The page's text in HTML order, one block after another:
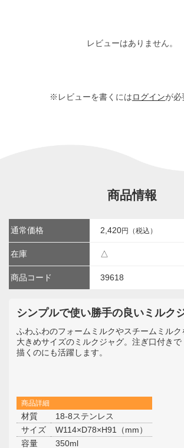
レビューはありません。
※レビューを書くにはログインが必
商品情報
通常価格 2,420円（税込）
在庫 △
商品コード 39618
シンプルで使い勝手の良いミルク
ふわふわのフォームミルクやスチームミル
大きめサイズのミルクジャグ。注ぎ口付き
描くのにも活躍します。
商品詳細
材質
18-8ステンレス
サイズ
W114×D78×H91（mm）
容量
350ml